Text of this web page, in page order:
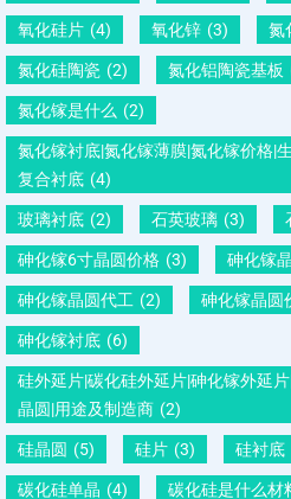
氧化硅片 (4) 氧化锌 (3) 氮
氮化硅陶瓷 (2) 氮化铝陶瓷基板
氮化镓是什么 (2)
氮化镓衬底|氮化镓薄膜|氮化镓价格|
复合衬底 (4)
玻璃衬底 (2) 石英玻璃 (3)
砷化镓6寸晶圆价格 (3) 砷化镓
砷化镓晶圆代工 (2) 砷化镓晶圆
砷化镓衬底 (6)
硅外延片|碳化硅外延片|砷化镓外延
晶圆|用途及制造商 (2)
硅晶圆 (5) 硅片 (3) 硅衬底
碳化硅单晶 (4) 碳化硅是什么材